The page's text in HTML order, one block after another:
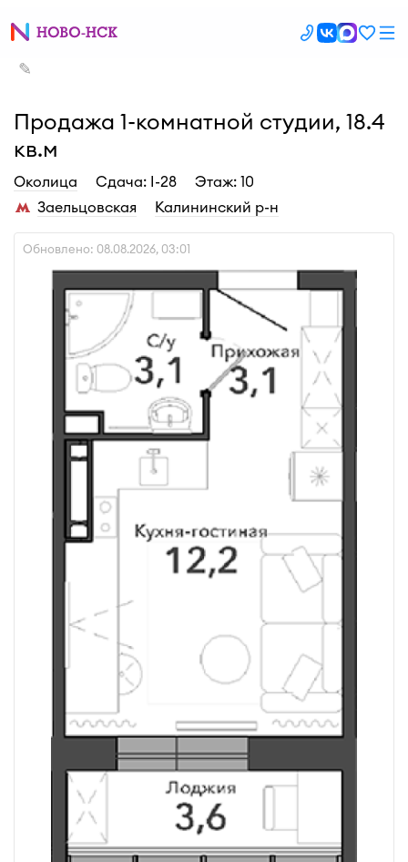
✎
Продажа 1-комнатной студии, 18.4
кв.м
Околица Cдача: I-28
Этаж: 10
Заельцовская
Калининский р-н
Обновлено: 08.08.2026, 03:01